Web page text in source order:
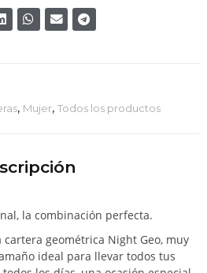
, Mujer, Todos los productos
la combinación perfecta.
geométrica Night Geo, muy
ideal para llevar todos tus